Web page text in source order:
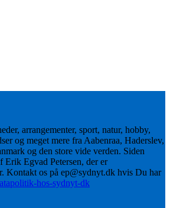
arrangementer, sport, natur, hobby,
og meget mere fra Aabenraa, Haderslev,
og den store vide verden. Siden
Erik Egvad Petersen, der er
Kontakt os på ep@sydnyt.dk hvis Du har
hos-sydnyt-dk